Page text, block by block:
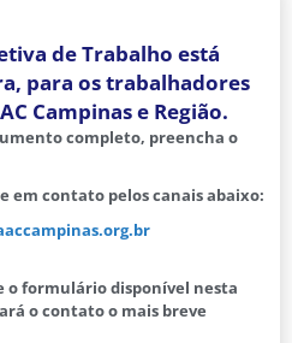
de Trabalho está
para os trabalhadores
Campinas e Região.
completo, preencha o
em contato pelos canais abaixo:
o formulário disponível nesta
o contato o mais breve